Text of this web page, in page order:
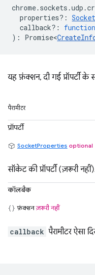
chrome. sockets .udp .
properties? :
callback? : function
) : Promise<
यह फ़ंक्शन, दी गई प्रॉपर्टी के
पैरामीटर
प्रॉपर्टी
SocketProperties optional
सॉकेट की प्रॉपर्टी (ज़रूरी
कॉलबैक
फ़ंक्शनज़रूरी नहीं
callback पैरामीटर ऐसा